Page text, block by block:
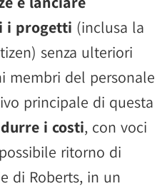
i progetti (inclusa la
senza ulteriori
membri del personale
principale di questa
i costi, con voci
ritorno di
di Roberts, in un